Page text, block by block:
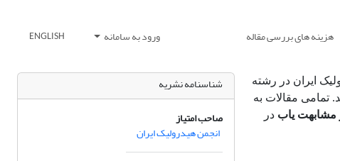
هزینه های بررسی مقاله ورود به سامانه ENGLISH
ایران در رشته
مقالات به
مشابهت یاب در
شناسنامه نشریه
صاحب امتیاز
انجمن هیدرولیک ایران